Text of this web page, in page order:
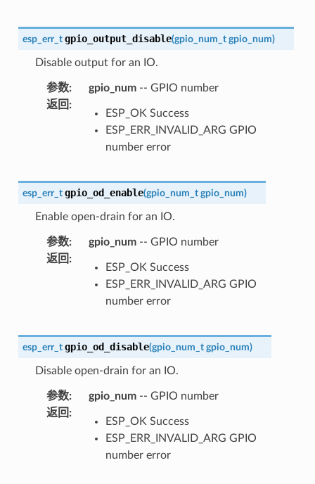
esp_err_t gpio_output_disable(gpio_num_t gpio_num)
Disable output for an IO.
参数: gpio_num-- GPIO number
返回 :
ESP_OK Success
ESP_ERR_INVALID_ARG GPIO
number error
esp_err_t gpio_od_enable(gpio_num_t gpio_num)
Enable open-drain for an IO.
参数: gpio_num-- GPIO number
返回 :
ESP_OK Success
ESP_ERR_INVALID_ARG GPIO
number error
esp_err_t gpio_od_disable(gpio_num_t gpio_num)
Disable open-drain for an IO.
参数: gpio_num-- GPIO number
返回 :
ESP_OK Success
ESP_ERR_INVALID_ARG GPIO
number error